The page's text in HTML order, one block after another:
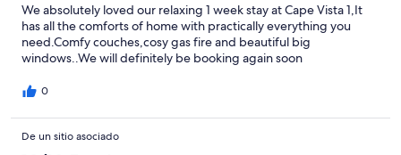
We absolutely loved our relaxing 1 week stay at Cape Vista 1,It
has all the comforts of home with practically everything you
need.Comfy couches,cosy gas fire and beautiful big
windows..We will definitely be booking again soon
0
De un sitio asociado